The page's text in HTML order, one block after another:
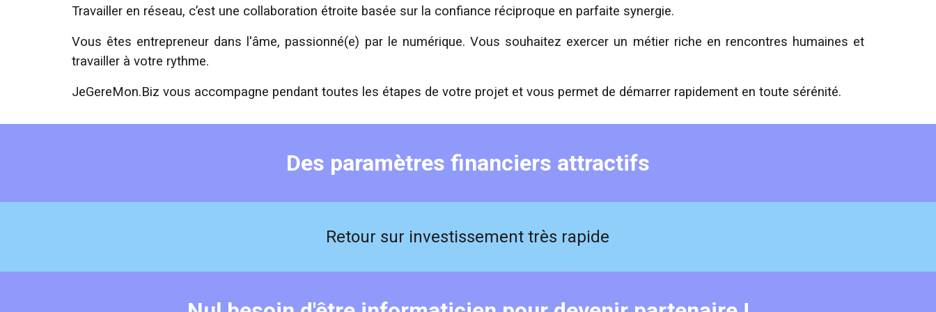
Travailler en réseau, c’est une collaboration étroite basée sur la confiance réciproque en parfaite synergie.
Vous êtes entrepreneur dans l'âme, passionné(e) par le numérique. Vous souhaitez exercer un métier riche en rencontres humaines et
travailler à votre rythme.
JeGereMon.Biz vous accompagne pendant toutes les étapes de votre projet et vous permet de démarrer rapidement en toute sérénité.
Des paramètres financiers attractifs
Retour sur investissement très rapide